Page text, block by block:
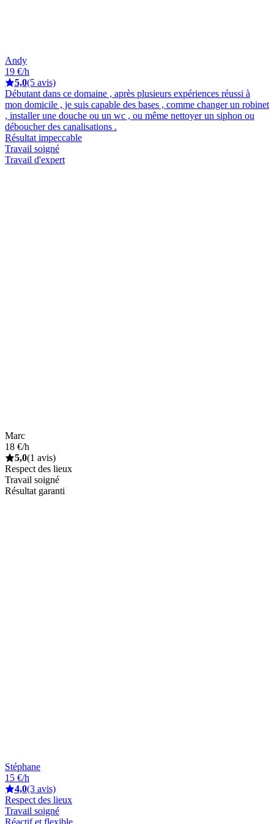
Andy
19 €/h
5,0(5 avis)
Débutant dans ce domaine , après plusieurs expériences réussi à
mon domicile , je suis capable des bases , comme changer un robinet
, installer une douche ou un wc , ou même nettoyer un siphon ou
déboucher des canalisations .
Résultat impeccable
Travail soigné
Travail d'expert
Marc
18 €/h
5,0(1 avis)
Respect des lieux
Travail soigné
Résultat garanti
Stéphane
15 €/h
4,0(3 avis)
Respect des lieux
Travail soigné
Réactif et flexible